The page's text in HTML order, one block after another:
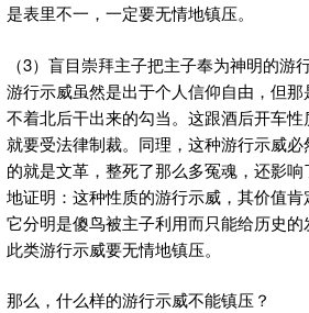
是表里不一，一定要无情地镇压。
（3）盲目崇拜主子把主子奉为神明的游
游行示威虽然是出于个人信仰自由，但
不着北后干出来的勾当。这跟酒后开车
就要受法律制裁。同理，这种游行示威
的就是文革，整死了那么多冤魂，还影
地证明：这种性质的游行示威，其价值
它分明是傻鸟被主子利用而只能给历史
此类游行示威要无情地镇压。
那么，什么样的游行示威不能镇压？